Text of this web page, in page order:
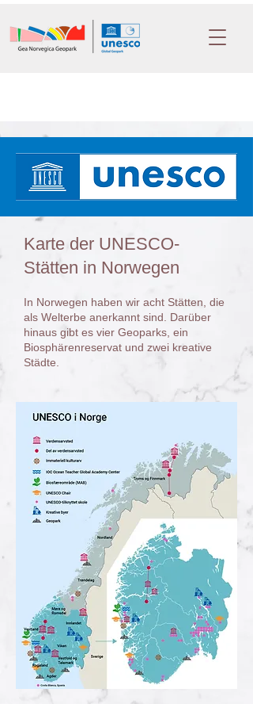
Karte der UNESCO-
Stätten in Norwegen
In Norwegen haben wir acht Stätten, die
als Welterbe anerkannt sind. Darüber
hinaus gibt es vier Geoparks, ein
Biosphärenreservat und zwei kreative
Städte.